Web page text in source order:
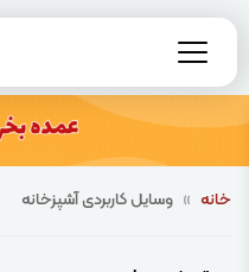
خانه » وسایل کاربردی آشپزخانه